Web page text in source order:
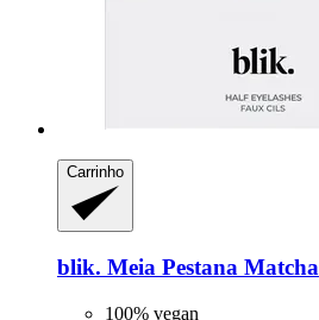
Carrinho
blik. Meia Pestana Matcha
100% vegan